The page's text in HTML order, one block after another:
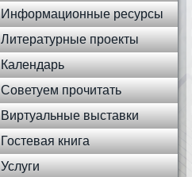
Информационные ресурсы
Литературные проекты
Календарь
Советуем прочитать
Виртуальные выставки
Гостевая книга
Услуги